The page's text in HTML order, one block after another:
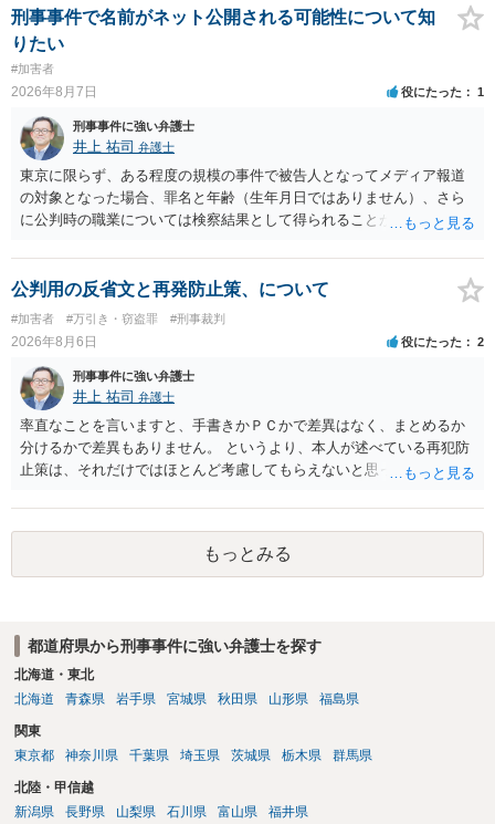
いています。不起訴にするにしても，不起訴の可能性はありません。
あえて不起訴の理由を挙げるなら，「嫌疑不十分」か「嫌疑なし」で
す。
刑事事件で名前がネット公開される可能性について知
りたい
#加害者
2026年8月7日 役にたった 1
刑事事件に強い弁護士
井上 祐司 弁護士
東京に限らず、ある程度の規模の事件で被告人となってメディア報道
の対象となった場合、罪名と年齢（生年月日ではありません）、さら
に公判時の職業については検察結果として得られることが通常です。
公判用の反省文と再発防止策、について
#加害者 #万引き・窃盗罪 #刑事裁判
2026年8月6日 役にたった 2
刑事事件に強い弁護士
井上 祐司 弁護士
率直なことを言いますと、手書きかＰＣかで差異はなく、まとめるか
分けるかで差異もありません。 というより、本人が述べている再犯防
止策は、それだけではほとんど考慮してもらえないと思った方が良い
やカウンセリング・治療の内容 ・利用している再犯防止策（例えば保
護観察所と連携した職業支援の内容や具体的な就労・監督状況） ・監
督者の証言 など、証拠で担保された客観性と実現可能性があるもので
なければあまり意味がありません。 もともと執行猶予が狙える事案で
いうのが実感です。
もっとみる
都道府県から刑事事件に強い弁護士を探す
北海道・東北
北海道
青森県 岩手県 宮城県 秋田県 山形県 福島県
関東
東京都
神奈川県 千葉県 埼玉県 茨城県 栃木県 群馬県
北陸・甲信越
新潟県
長野県 山梨県 石川県 富山県 福井県